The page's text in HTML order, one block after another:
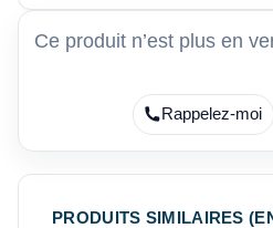
Ce produit n’est plus en
Rappelez-moi
PRODUITS SIMILAIRES